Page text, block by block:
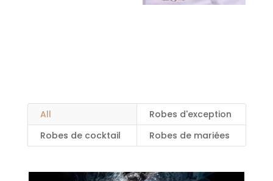
All
Robes d'exception
Robes de cocktail
Robes de mariées